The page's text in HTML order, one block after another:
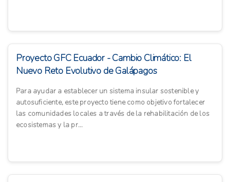
Proyecto GFC Ecuador - Cambio Climático: El
Nuevo Reto Evolutivo de Galápagos
Para ayudar a establecer un sistema insular sostenible y
autosuficiente, este proyecto tiene como objetivo fortalecer
las comunidades locales a través de la rehabilitación de los
ecosistemas y la pr...